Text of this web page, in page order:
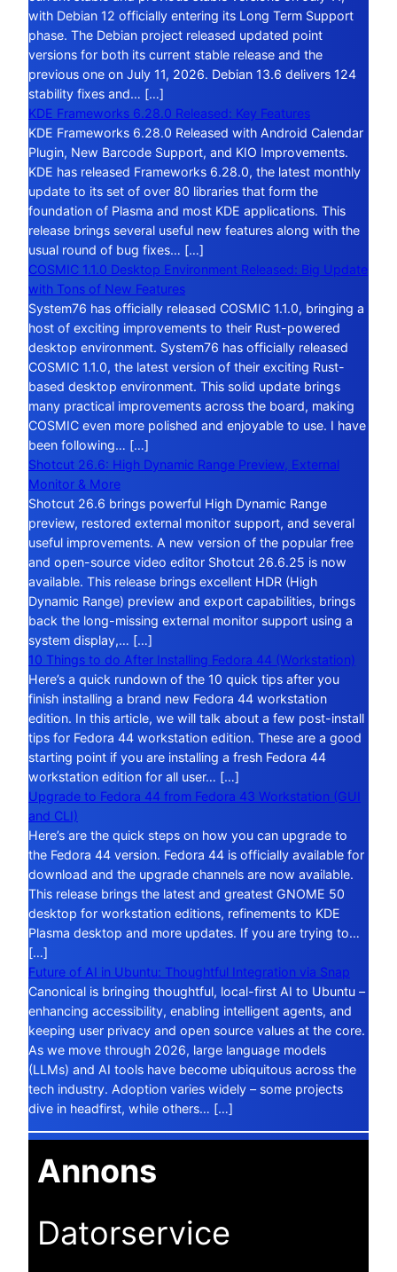
with Debian 12 officially entering its Long Term Support
phase. The Debian project released updated point
versions for both its current stable release and the
previous one on July 11, 2026. Debian 13.6 delivers 124
stability fixes and… […]
KDE Frameworks 6.28.0 Released: Key Features
KDE Frameworks 6.28.0 Released with Android Calendar
Plugin, New Barcode Support, and KIO Improvements.
KDE has released Frameworks 6.28.0, the latest monthly
update to its set of over 80 libraries that form the
foundation of Plasma and most KDE applications. This
release brings several useful new features along with the
usual round of bug fixes… […]
COSMIC 1.1.0 Desktop Environment Released: Big Update
with Tons of New Features
System76 has officially released COSMIC 1.1.0, bringing a
host of exciting improvements to their Rust-powered
desktop environment. System76 has officially released
COSMIC 1.1.0, the latest version of their exciting Rust-
based desktop environment. This solid update brings
many practical improvements across the board, making
COSMIC even more polished and enjoyable to use. I have
been following… […]
Shotcut 26.6: High Dynamic Range Preview, External
Monitor & More
Shotcut 26.6 brings powerful High Dynamic Range
preview, restored external monitor support, and several
useful improvements. A new version of the popular free
and open-source video editor Shotcut 26.6.25 is now
available. This release brings excellent HDR (High
Dynamic Range) preview and export capabilities, brings
back the long-missing external monitor support using a
system display,… […]
10 Things to do After Installing Fedora 44 (Workstation)
Here’s a quick rundown of the 10 quick tips after you
finish installing a brand new Fedora 44 workstation
edition. In this article, we will talk about a few post-install
tips for Fedora 44 workstation edition. These are a good
starting point if you are installing a fresh Fedora 44
workstation edition for all user… […]
Upgrade to Fedora 44 from Fedora 43 Workstation (GUI
and CLI)
Here’s are the quick steps on how you can upgrade to
the Fedora 44 version. Fedora 44 is officially available for
download and the upgrade channels are now available.
This release brings the latest and greatest GNOME 50
desktop for workstation editions, refinements to KDE
Plasma desktop and more updates. If you are trying to…
[…]
Future of AI in Ubuntu: Thoughtful Integration via Snap
Canonical is bringing thoughtful, local-first AI to Ubuntu –
enhancing accessibility, enabling intelligent agents, and
keeping user privacy and open source values at the core.
As we move through 2026, large language models
(LLMs) and AI tools have become ubiquitous across the
tech industry. Adoption varies widely – some projects
dive in headfirst, while others… […]
Annons
Datorservice